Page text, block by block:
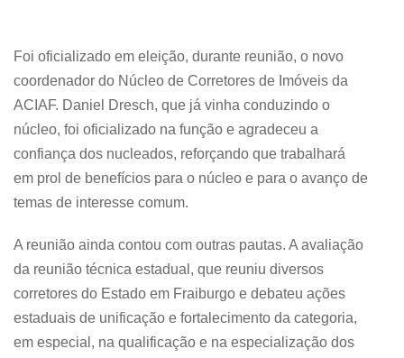
Foi oficializado em eleição, durante reunião, o novo
coordenador do Núcleo de Corretores de Imóveis da
ACIAF. Daniel Dresch, que já vinha conduzindo o
núcleo, foi oficializado na função e agradeceu a
confiança dos nucleados, reforçando que trabalhará
em prol de benefícios para o núcleo e para o avanço de
temas de interesse comum.
A reunião ainda contou com outras pautas. A avaliação
da reunião técnica estadual, que reuniu diversos
corretores do Estado em Fraiburgo e debateu ações
estaduais de unificação e fortalecimento da categoria,
em especial, na qualificação e na especialização dos